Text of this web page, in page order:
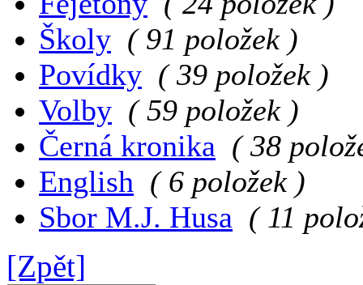
Školy ( 91 položek )
Povídky ( 39 položek )
Volby ( 59 položek )
Černá kronika ( 38
English ( 6 položek )
Sbor M.J. Husa ( 11
[Zpět]